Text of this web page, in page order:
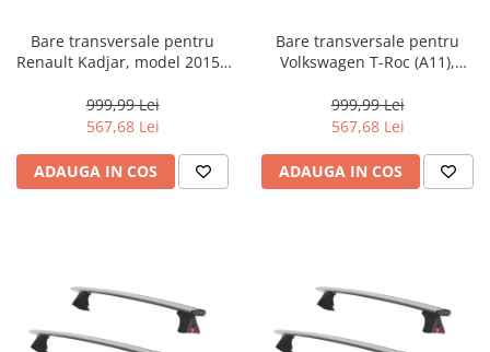
Bare transversale pentru
Renault Kadjar, model 2015 -
sistem cu prindere pe plafon
normal, aluminiu, argintiu
999,99 Lei
567,68 Lei
ADAUGA IN COS
Bare transversale pentru
Volkswagen T-Roc (A11),
Viva 12 ALU, sistem cu
prindere pe plafon normal,
999,99 Lei
567,68 Lei
ADAUGA IN COS